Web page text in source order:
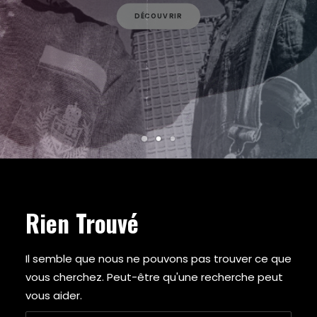
ARMY OF THE PHARAOHS
ARRESTED DEVELOPMENT
ARTIFACTS
A$AP FERG
A$AP ROCKY
ATMOSPHERE
A TRIBE CALLED QUEST
AZ
BABY KEEM
BADBADNOTGOOD
BEYONCE
BIG BOI
BIG DADDY KANE
BIG K.R.I.T.
BIG L
BIG PUN
DÉCOUVRIR
Rien Trouvé
Il semble que nous ne pouvons pas trouver ce que
vous cherchez. Peut-être qu'une recherche peut
vous aider.